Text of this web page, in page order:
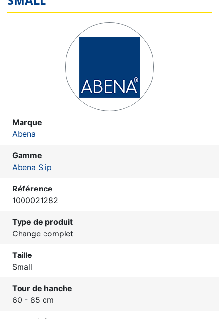
Marque
Abena
Gamme
Abena Slip
Référence
1000021282
Type de produit
Change complet
Taille
Small
Tour de hanche
60 - 85 cm